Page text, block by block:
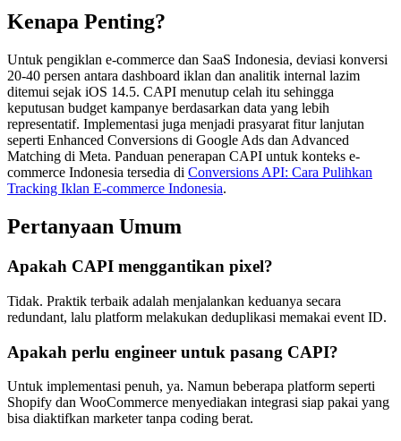
Kenapa Penting?
Untuk pengiklan e-commerce dan SaaS Indonesia, deviasi konversi
20-40 persen antara dashboard iklan dan analitik internal lazim
ditemui sejak iOS 14.5. CAPI menutup celah itu sehingga
keputusan budget kampanye berdasarkan data yang lebih
representatif. Implementasi juga menjadi prasyarat fitur lanjutan
seperti Enhanced Conversions di Google Ads dan Advanced
Matching di Meta. Panduan penerapan CAPI untuk konteks e-
commerce Indonesia tersedia di Conversions API: Cara Pulihkan
Tracking Iklan E-commerce Indonesia.
Pertanyaan Umum
Apakah CAPI menggantikan pixel?
Tidak. Praktik terbaik adalah menjalankan keduanya secara
redundant, lalu platform melakukan deduplikasi memakai event ID.
Apakah perlu engineer untuk pasang CAPI?
Untuk implementasi penuh, ya. Namun beberapa platform seperti
Shopify dan WooCommerce menyediakan integrasi siap pakai yang
bisa diaktifkan marketer tanpa coding berat.